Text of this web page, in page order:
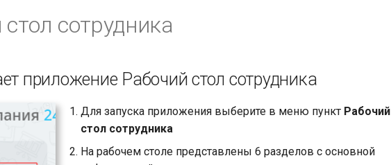
сотрудника
приложение Рабочий стол сотрудника
Для запуска приложения выберите в меню пункт Рабочий
стол сотрудника
На рабочем столе представлены 6 разделов с основной